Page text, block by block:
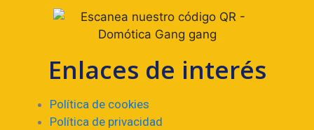
Enlaces de interés
Política de cookies
Política de privacidad